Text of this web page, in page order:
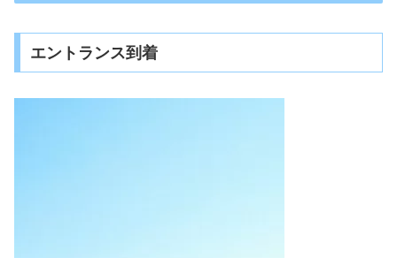
エントランス到着